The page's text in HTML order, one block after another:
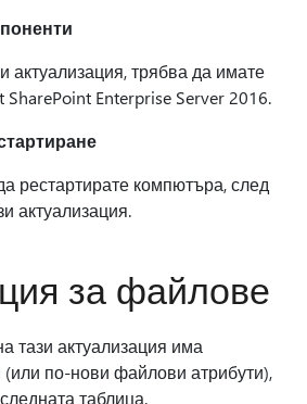
актуализация, трябва да имате
Enterprise Server 2016.
рестартирате компютъра, след
актуализация.
за файлове
тази актуализация има
по-нови файлови атрибути),
таблица.